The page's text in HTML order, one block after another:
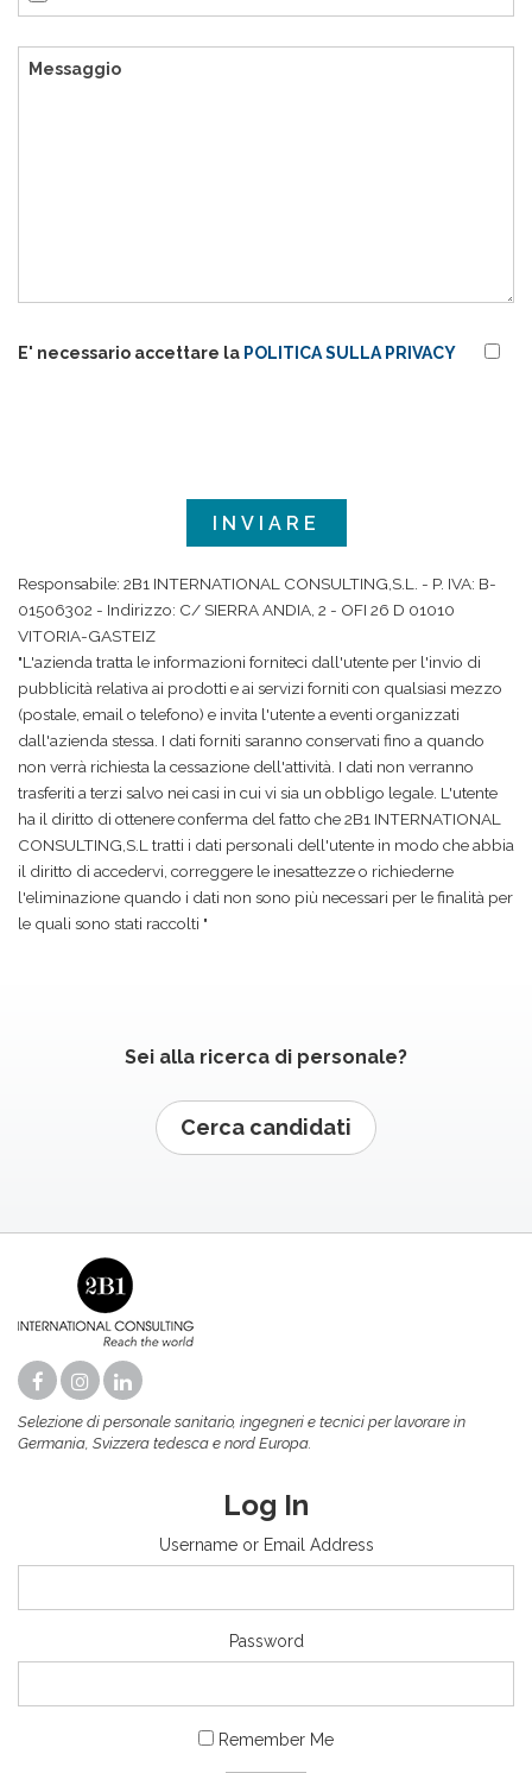
E' necessario accettare la POLITICA SULLA PRIVACY
Responsabile: 2B1 INTERNATIONAL CONSULTING,S.L. - P. IVA: B-
01506302 - Indirizzo: C/ SIERRA ANDIA, 2 - OFI 26 D 01010
VITORIA-GASTEIZ
"L'azienda tratta le informazioni forniteci dall'utente per l'invio di
pubblicità relativa ai prodotti e ai servizi forniti con qualsiasi mezzo
(postale, email o telefono) e invita l'utente a eventi organizzati
dall'azienda stessa. I dati forniti saranno conservati fino a quando
non verrà richiesta la cessazione dell'attività. I dati non verranno
trasferiti a terzi salvo nei casi in cui vi sia un obbligo legale. L'utente
ha il diritto di ottenere conferma del fatto che 2B1 INTERNATIONAL
CONSULTING,S.L tratti i dati personali dell'utente in modo che abbia
il diritto di accedervi, correggere le inesattezze o richiederne
l'eliminazione quando i dati non sono più necessari per le finalità per
le quali sono stati raccolti "
Sei alla ricerca di personale?
Cerca candidati
Selezione di personale sanitario, ingegneri e tecnici per lavorare in
Germania, Svizzera tedesca e nord Europa.
Log In
Username or Email Address
Password
Remember Me